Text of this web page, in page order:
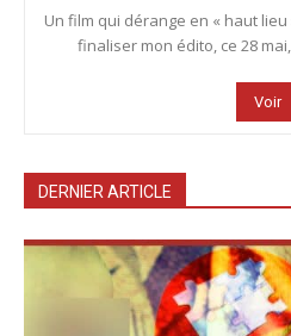
Un film qui dérange en « haut lieu
finaliser mon édito, ce 28
Voir
DERNIER ARTICLE